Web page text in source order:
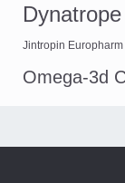
Jintropin Europharm
Omega-3d